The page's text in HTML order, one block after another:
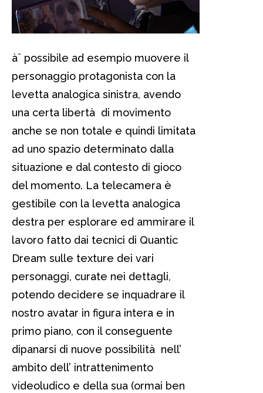
àˆ possibile ad esempio muovere il
personaggio protagonista con la
levetta analogica sinistra, avendo
una certa libertà di movimento
anche se non totale e quindi limitata
ad uno spazio determinato dalla
situazione e dal contesto di gioco
del momento. La telecamera è
gestibile con la levetta analogica
destra per esplorare ed ammirare il
lavoro fatto dai tecnici di Quantic
Dream sulle texture dei vari
personaggi, curate nei dettagli,
potendo decidere se inquadrare il
nostro avatar in figura intera e in
primo piano, con il conseguente
dipanarsi di nuove possibilità nell’
ambito dell’ intrattenimento
videoludico e della sua (ormai ben